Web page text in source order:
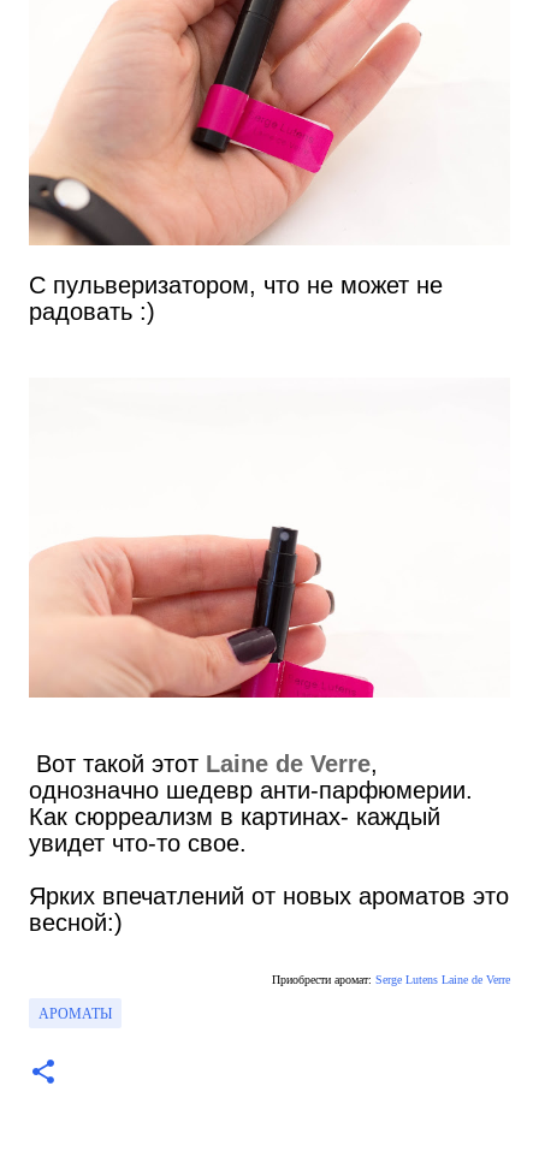
С пульверизатором, что не может не
радовать :)
Вот такой этот Laine de Verre,
однозначно шедевр анти-парфюмерии.
Как сюрреализм в картинах- каждый
увидет что-то свое.
Ярких впечатлений от новых ароматов это
весной:)
Приобрести аромат: Serge Lutens Laine de Verre
АРОМАТЫ